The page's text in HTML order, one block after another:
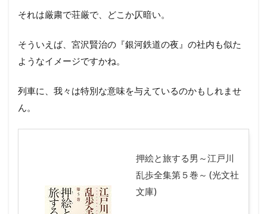
それは厳粛で荘厳で、どこか仄暗い。
そういえば、宮沢賢治の『銀河鉄道の夜』の社内も似た
ようなイメージですかね。
列車に、我々は特別な意味を与えているのかもしれませ
ん。
押絵と旅する男～江戸川
乱歩全集第５巻～ (光文社
文庫)